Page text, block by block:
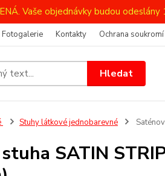
Vaše objednávky budou
Fotogalerie Kontakty Ochrana soukromí
Hledat
Stuhy látkové jednobarevné
SATIN